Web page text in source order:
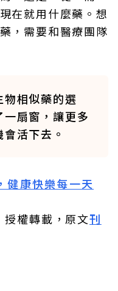
在就用什麼藥。想
，需要和醫療團隊
物相似藥的選
扇窗，讓更多
活下去。
健康快樂每一天
權轉載，原文刊